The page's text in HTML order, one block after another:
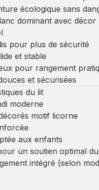
écologique sans
dominant avec décor
pour plus de sécurité
et stable
pour rangement
et sécurisées
du lit
moderne
motif licorne
aux enfants
un soutien optimal
intégré (selon